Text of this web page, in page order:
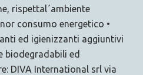
rispettal´ambiente
consumo energetico •
ed igienizzanti aggiuntivi
biodegradabili ed
DIVA International srl via